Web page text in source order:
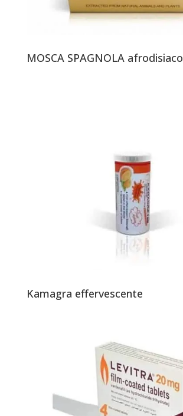
MOSCA SPAGNOLA afrodisiaco
Kamagra effervescente